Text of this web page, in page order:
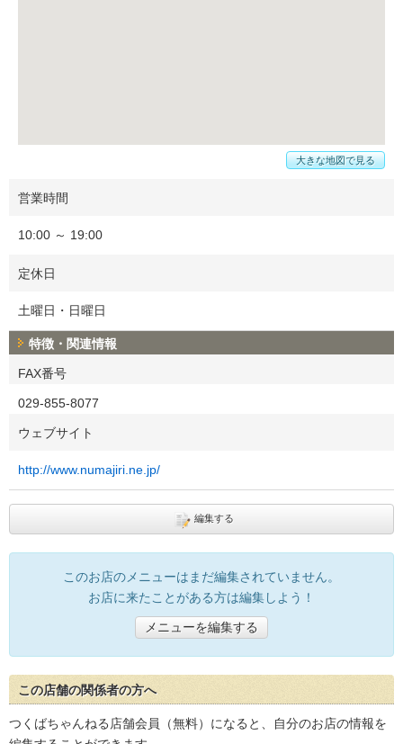
大きな地図で見る
営業時間
10:00 ～ 19:00
定休日
土曜日・日曜日
特徴・関連情報
FAX番号
029-855-8077
ウェブサイト
http://www.numajiri.ne.jp/
編集する
このお店のメニューはまだ編集されていません。
お店に来たことがある方は編集しよう！
メニューを編集する
この店舗の関係者の方へ
つくばちゃんねる店舗会員（無料）になると、自分のお店の情報を